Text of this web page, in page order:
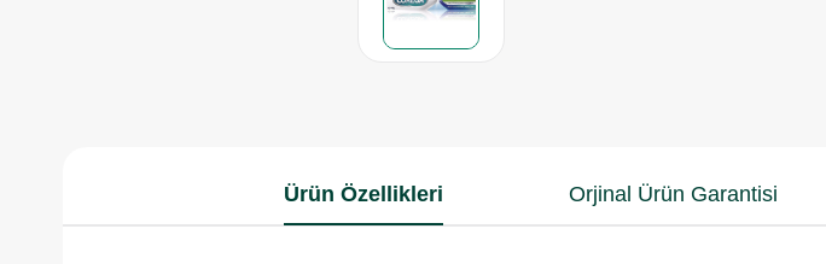
Ürün Özellikleri Orjinal Ürün Garantisi